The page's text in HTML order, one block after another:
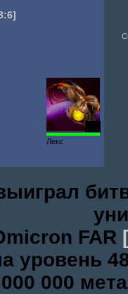
Лекс
FAR
уровень
000 000